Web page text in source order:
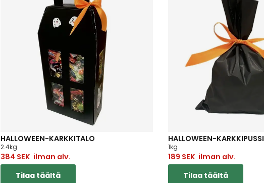
HALLOWEEN-KARKKITALO
2.4kg
384 SEK ilman alv.
Tilaa täältä
HALLOWEEN-KARKKIPUSSI
1kg
189 SEK ilman alv.
Tilaa täältä